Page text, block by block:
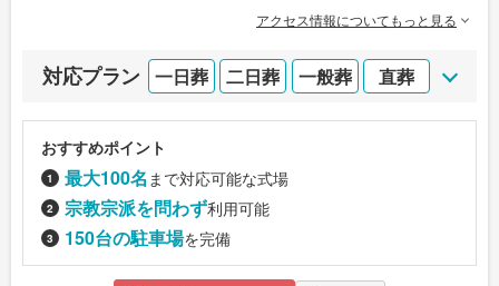
アクセス情報についてもっと見る
対応プラン 一日葬 二日葬 一般葬 直葬
おすすめポイント
最大100名 まで対応可能な式場
宗教宗派を問わず利用可能
150台の駐車場を完備